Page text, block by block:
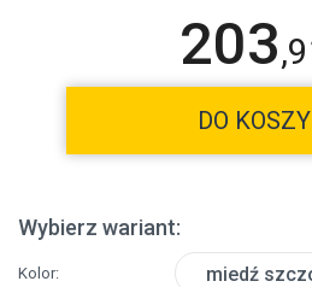
203,
DO
Wybierz wariant:
Kolor miedź